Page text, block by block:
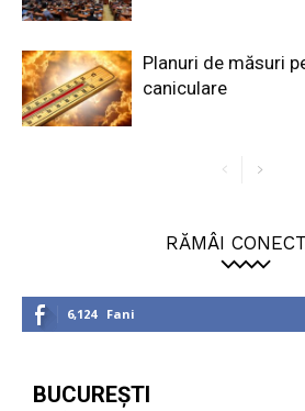
Planuri de măsuri
caniculare
RĂMÂI
6,124 Fani
BUCUREȘTI